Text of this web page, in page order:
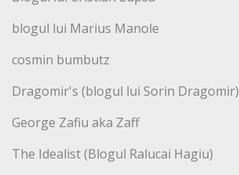
blogul lui Marius Manole
cosmin bumbutz
Dragomir's (blogul lui Sorin Dragomir)
George Zafiu aka Zaff
The Idealist (Blogul Ralucai Hagiu)